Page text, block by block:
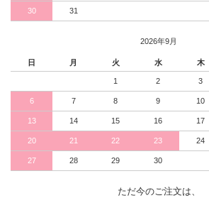
30 31
2026年9月
日 月 火 水 木
1 2 3
6 7 8 9 10
13 14 15 16 17
20 21 22 23 24
27 28 29 30
ただ今のご注文は、